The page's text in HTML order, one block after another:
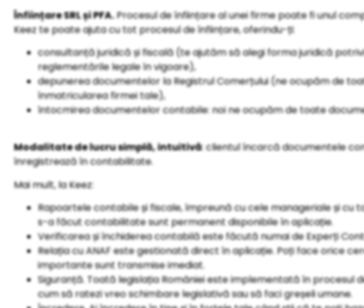
Înființare SRL și PFA.Procesul de înființare al unei firme poate fi unul
Keez te poate ajuta cu tot procesul de înființare, oferindu-ți:
consultanță juridică și fiscală (te ajutăm să alegi forma juridică
reglementările legale în vigoare),
depunerea documentelor la Registrul Comerțului (ne ocupăm de
înmatricularea firmei tale),
întocmirea documentelor contabile: noi ne ocupăm de toate
Modalitate de lucru simplă, intuitivă: clientul încarcă documentele
înregistrează în contabilitate.
Mai mult, la Keez:
Rapoartele contabile și fiscale, împreună cu cele manageriale și
s-a făcut contabilitate sunt permanent disponibile în aplicație.
Verificarea și închiderea contabilă este făcută numai de Experți
Relația cu ANAF este gestionată direct în aplicație. Poți face orice
importante sunt transmise imediat.
Siguranță. Toată legislația României este implementată în procesul
cum să ratezi vreo schimbare legislativă sau să faci greșeli umane.